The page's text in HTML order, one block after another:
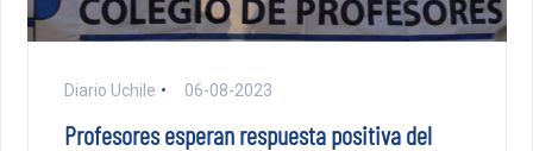
Diario Uchile 06-08-2023
Profesores esperan respuesta positiva del